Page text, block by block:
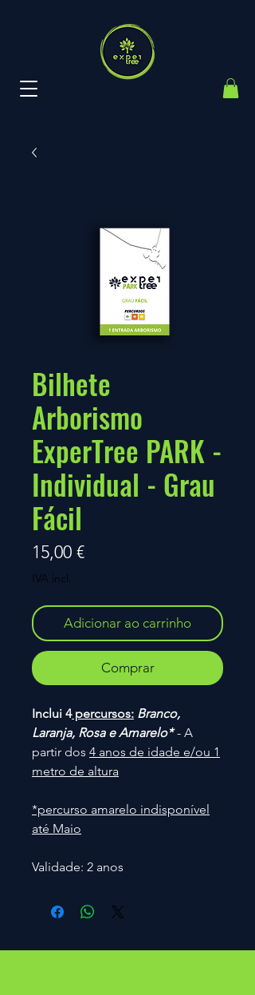
Bilhete
Arborismo
ExperTree PARK -
Individual - Grau
Fácil
15,00 €Preço
IVA incl.
Adicionar ao carrinho
Comprar
Inclui 4percursos: Branco,
Laranja, Rosa e Amarelo*- A
partir dos 4 anos de idade e/ou 1
metro de altura
*percurso amarelo indisponível
até Maio
Validade: 2 anos